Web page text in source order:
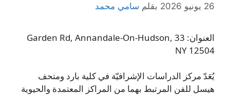
26 يونيو 2026 بقلم سامي محمد
العنوان: 33 Garden Rd, Annandale-On-Hudson,
NY 12504
يُعَدّ مركز الدراسات الإشرافيّة في كلية بارد ومتحف
هيسل للفن المرتبط بهما من المراكز المعتمدة والحيوية